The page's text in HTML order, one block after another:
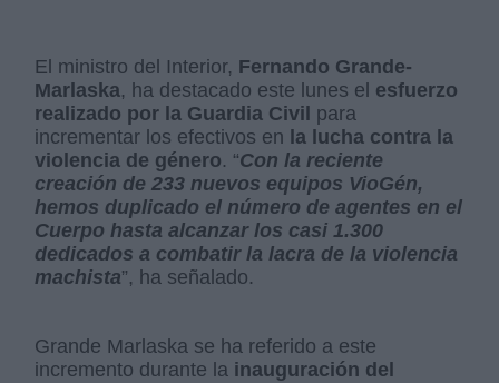
El ministro del Interior, Fernando Grande-
Marlaska, ha destacado este lunes el esfuerzo
realizado por la Guardia Civil para
incrementar los efectivos en la lucha contra la
violencia de género. “Con la reciente
creación de 233 nuevos equipos VioGén,
hemos duplicado el número de agentes en el
Cuerpo hasta alcanzar los casi 1.300
dedicados a combatir la lacra de la violencia
machista”, ha señalado.
Grande Marlaska se ha referido a este
incremento durante la inauguración del